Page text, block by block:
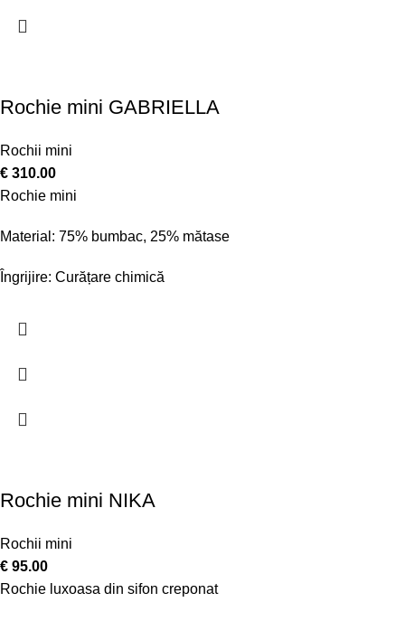
Rochie mini GABRIELLA
Rochii mini
€ 310.00
Rochie mini
Material: 75% bumbac, 25% mătase
Îngrijire: Curățare chimică
Rochie mini NIKA
Rochii mini
€ 95.00
Rochie luxoasa din sifon creponat